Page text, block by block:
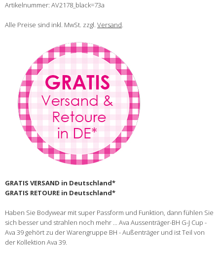
Artikelnummer: AV2178_black=73a
Alle Preise sind inkl. MwSt. zzgl. Versand.
GRATIS VERSAND in Deutschland*
GRATIS RETOURE in Deutschland*
Haben Sie Bodywear mit super Passform und Funktion, dann fühlen Sie
sich besser und strahlen noch mehr ... Ava Aussenträger-BH G-J Cup -
Ava 39 gehört zu der Warengruppe BH - Außenträger und ist Teil von
der Kollektion Ava 39.